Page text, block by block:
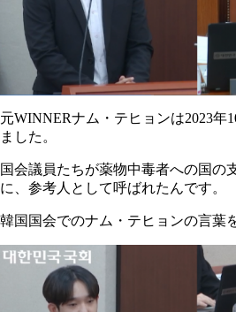
元WINNERナム・テヒョンは2023年
ました。
国会議員たちが薬物中毒者への国の
に、参考人として呼ばれたんです。
韓国国会でのナム・テヒョンの言葉